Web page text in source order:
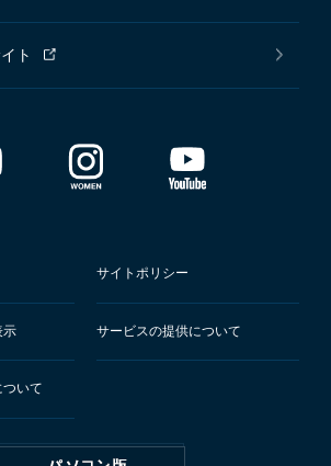
ト
サイトポリシー
示 サービスの提供について
いて